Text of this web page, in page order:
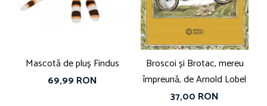
Mascotă de pluș Findus
69,99 RON
Broscoi și Brotac, mereu
împreună, de Arnold Lobel
37,00 RON